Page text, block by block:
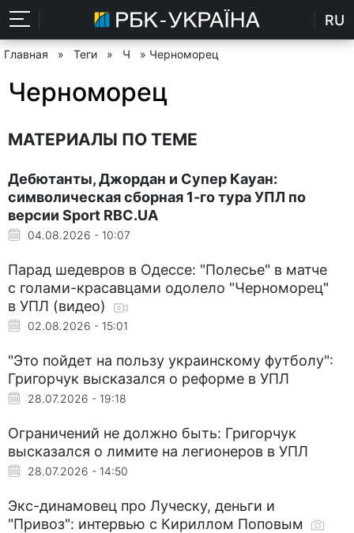
RU
Главная » Теги » Ч » Черноморец
Черноморец
МАТЕРИАЛЫ ПО ТЕМЕ
Дебютанты, Джордан и Супер Кауан:
символическая сборная 1-го тура УПЛ по
версии Sport RBC.UA
04.08.2026 - 10:07
Парад шедевров в Одессе: "Полесье" в матче
с голами-красавцами одолело "Черноморец"
в УПЛ (видео)
02.08.2026 - 15:01
"Это пойдет на пользу украинскому футболу":
Григорчук высказался о реформе в УПЛ
28.07.2026 - 19:18
Ограничений не должно быть: Григорчук
высказался о лимите на легионеров в УПЛ
28.07.2026 - 14:50
Экс-динамовец про Луческу, деньги и
"Привоз": интервью с Кириллом Поповым